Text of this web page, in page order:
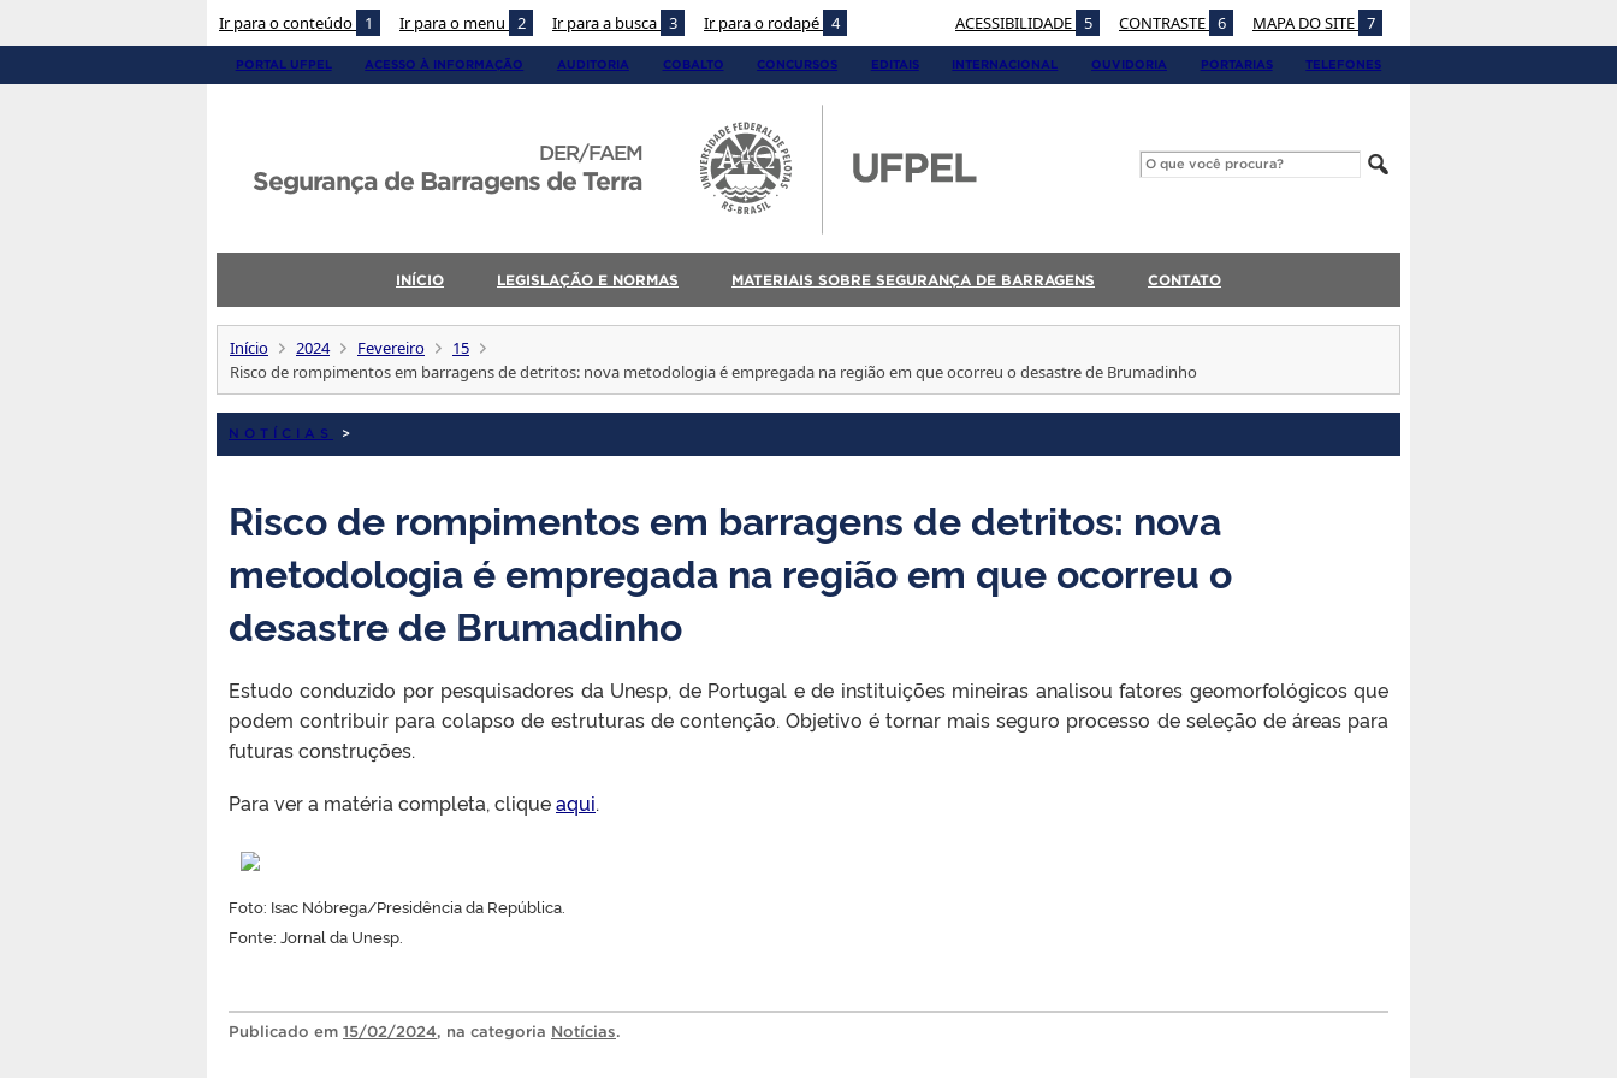
Ir para o conteúdo 1 Ir para o menu 2 Ir para a busca 3 Ir para o rodapé 4 ACESSIBILIDADE 5 CONTRASTE 6 MAPA DO SITE 7
PORTAL UFPEL ACESSO À INFORMAÇÃO AUDITORIA COBALTO CONCURSOS EDITAIS INTERNACIONAL OUVIDORIA PORTARIAS TELEFONES
DER/FAEM
Segurança de Barragens de Terra
INÍCIO LEGISLAÇÃO E NORMAS MATERIAIS SOBRE SEGURANÇA DE BARRAGENS CONTATO
Início 2024 Fevereiro
15
Risco de rompimentos em barragens de detritos: nova metodologia é empregada na região em que ocorreu o desastre de Brumadinho
NOTÍCIAS >
Risco de rompimentos em barragens de detritos: nova
metodologia é empregada na região em que ocorreu o
desastre de Brumadinho
Estudo conduzido por pesquisadores da Unesp, de Portugal e de instituições mineiras analisou fatores geomorfológicos que
podem contribuir para colapso de estruturas de contenção. Objetivo é tornar mais seguro processo de seleção de áreas para
futuras construções.
Para ver a matéria completa, cliqueaqui.
Foto: Isac Nóbrega/Presidência da República.
Fonte: Jornal da Unesp.
Publicado em 15/02/2024, na categoria Notícias.